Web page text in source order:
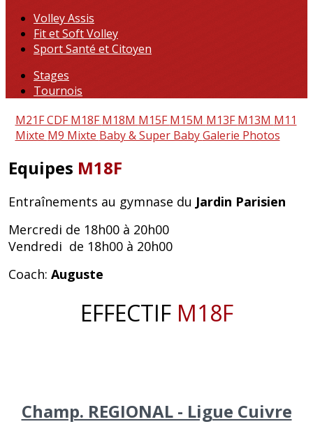
Volley Assis
Fit et Soft Volley
Sport Santé et Citoyen
Stages
Tournois
M21F CDFM18FM18M M15FM15M M13FM13M M11
Mixte M9 Mixte Baby & Super BabyGalerie Photos
Equipes M18F
Entraînements au gymnase du Jardin Parisien
Mercredi de 18h00 à 20h00
Vendredi de 18h00 à 20h00
Coach: Auguste
EFFECTIF M18F
Champ. REGIONAL - Ligue Cuivre